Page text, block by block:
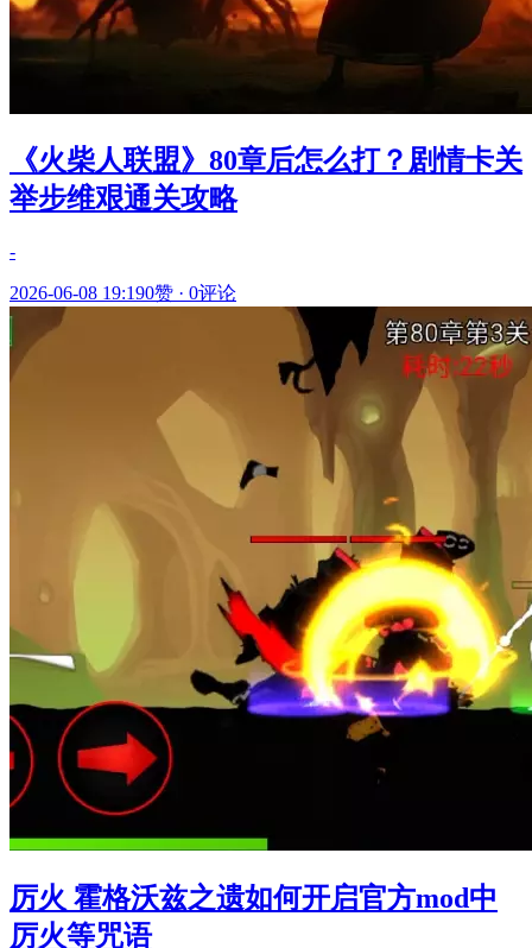
《火柴人联盟》80章后怎么打？剧情卡关
举步维艰通关攻略
-
2026-06-08 19:190赞 · 0评论
厉火 霍格沃兹之遗如何开启官方mod中
厉火等咒语